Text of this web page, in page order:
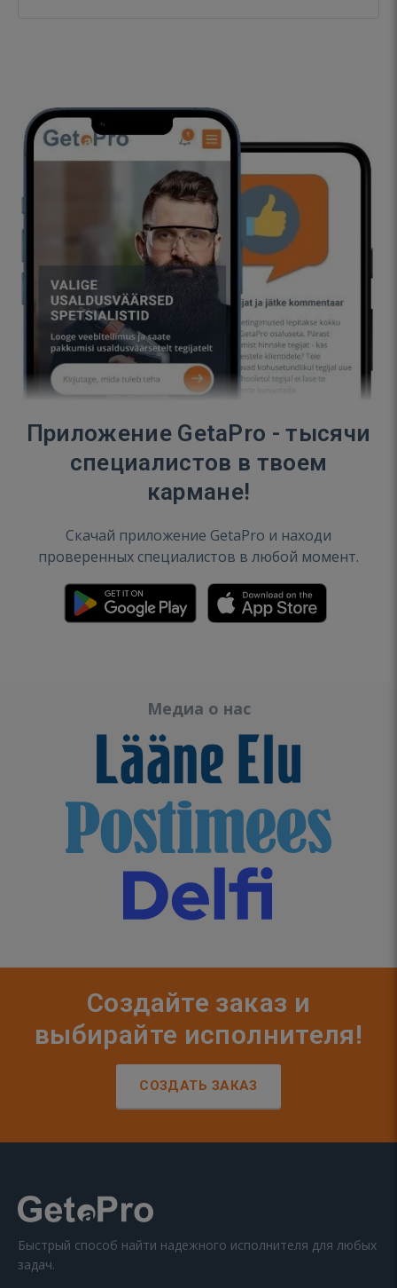
Приложение GetaPro - тысячи
специалистов в твоем
кармане!
Скачай приложение GetaPro и находи
проверенных специалистов в любой момент.
Медиа о нас
Создайте заказ и
выбирайте исполнителя!
СОЗДАТЬ ЗАКАЗ
Быстрый способ найти надежного исполнителя для любых
задач.